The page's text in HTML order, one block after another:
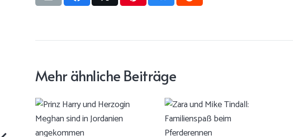
Mehr ähnliche Beiträge